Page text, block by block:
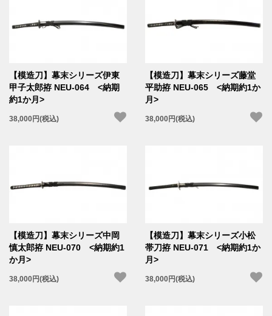
【模造刀】幕末シリーズ伊東
甲子太郎拵 NEU-064 <納期
約1か月>
38,000円(税込)
【模造刀】幕末シリーズ藤堂
平助拵 NEU-065 <納期約1か
月>
38,000円(税込)
【模造刀】幕末シリーズ中岡
慎太郎拵 NEU-070 <納期約1
か月>
38,000円(税込)
【模造刀】幕末シリーズ小松
帯刀拵 NEU-071 <納期約1か
月>
38,000円(税込)